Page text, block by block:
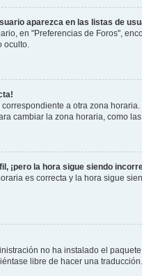
aparezca en las listas de
en "Preferencias de Foros",
oculto.
a otra zona
cambiar la zona horaria, como
¡pero la hora sigue siendo
es correcta y la hora sigue
no ha instalado el
libre de hacer una